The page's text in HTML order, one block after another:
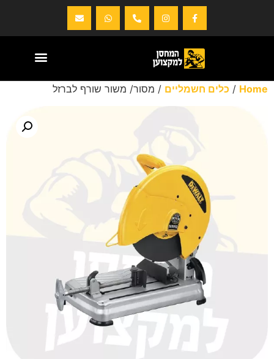
Home
/ כלים חשמליים / מסור/ משור שורף לברזל